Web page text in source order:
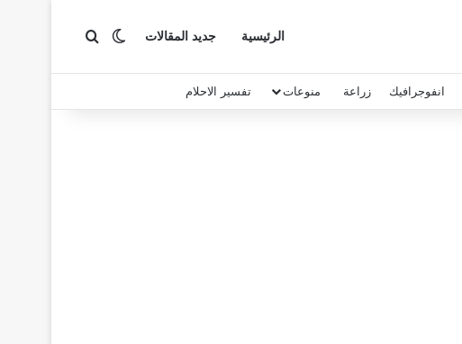
الرئيسية جديد المقالات الوضع المظلم
بحث عن
انفوجرافيك زراعة منوعات تفسير الاحلام